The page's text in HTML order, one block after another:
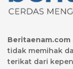
Beritaenam.com
tidak memihak
terikat dari